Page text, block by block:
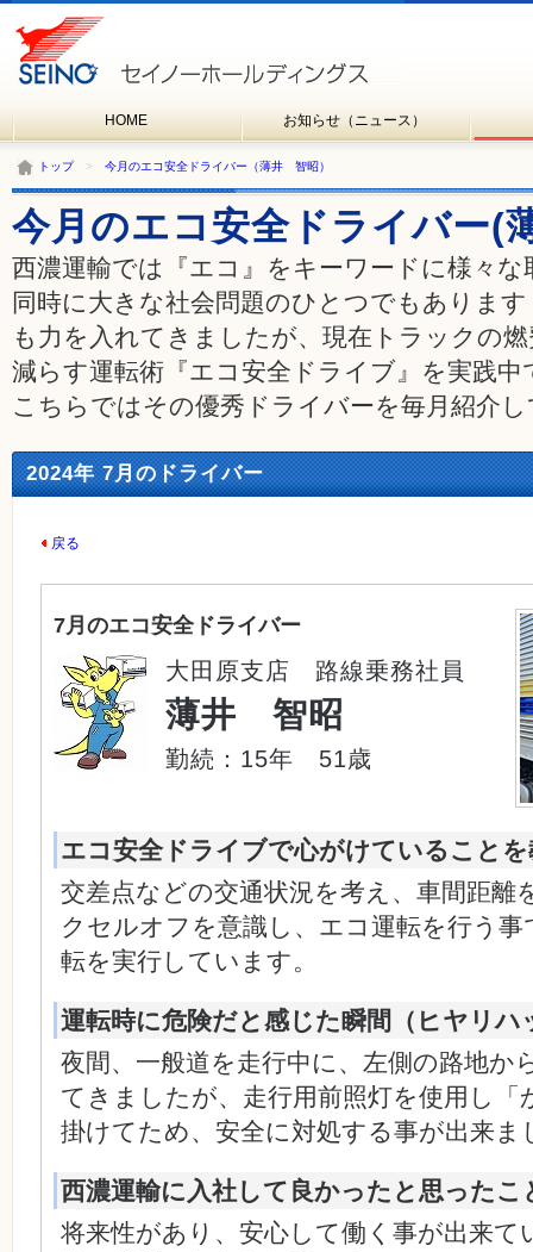
HOME お知らせ（ニュース）
トップ> 今月のエコ安全ドライバー（薄井 智昭）
今月のエコ安全ドライバー
西濃運輸では『エコ』をキーワードに様々
同時に大きな社会問題のひとつでもありま
も力を入れてきましたが、現在トラックの
減らす運転術『エコ安全ドライブ』を実践中
こちらではその優秀ドライバーを毎月紹介
2024年 7月のドライバー
戻る
7月のエコ安全ドライバー
大田原支店 路線乗務社員
薄井 智昭
勤続：15年 51歳
エコ安全ドライブで心がけていること
交差点などの交通状況を考え、車間距離
クセルオフを意識し、エコ運転を行う事
転を実行しています。
運転時に危険だと感じた瞬間（ヒヤリ
夜間、一般道を走行中に、左側の路地か
てきましたが、走行用前照灯を使用し
掛けてため、安全に対処する事が出来ま
西濃運輸に入社して良かったと思った
将来性があり、安心して働く事が出来